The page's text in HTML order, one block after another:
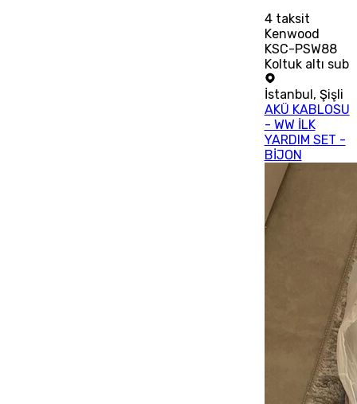
4taksit
Kenwood
KSC-PSW88
Koltuk altı sub
İstanbul , Şişli
AKÜ KABLOSU
- WW İLK
YARDIM SET -
BİJON